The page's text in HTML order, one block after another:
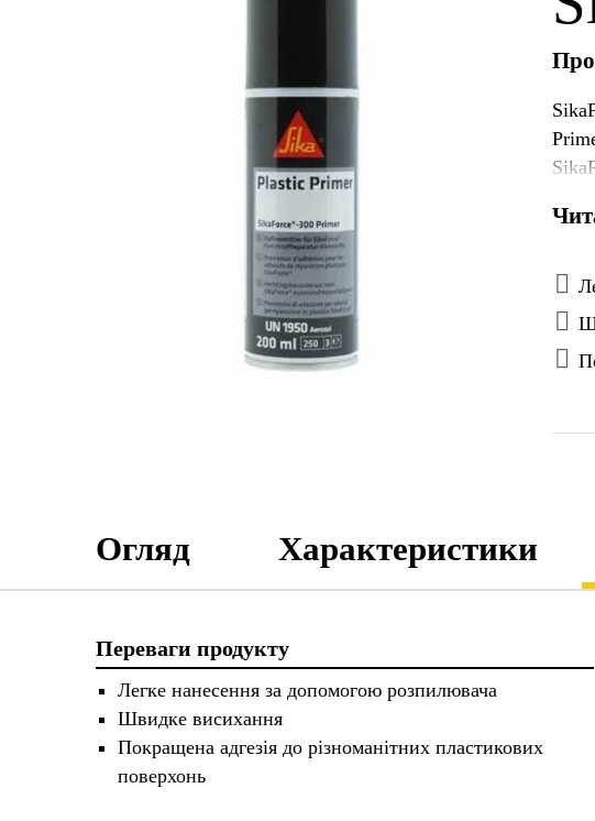
Огляд Характеристики
Переваги продукту
Легке нанесення за допомогою розпилювача
Швидке висихання
Покращена адгезія до різноманітних пластикових
поверхонь